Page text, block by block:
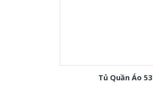
Tủ Quần Áo 53